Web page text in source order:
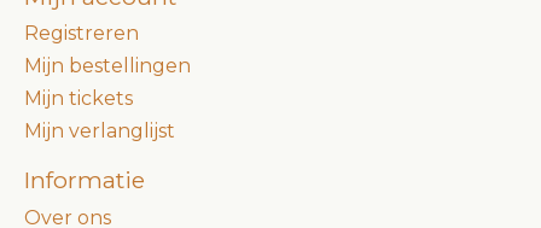
Registreren
Mijn bestellingen
Mijn tickets
Mijn verlanglijst
Informatie
Over ons